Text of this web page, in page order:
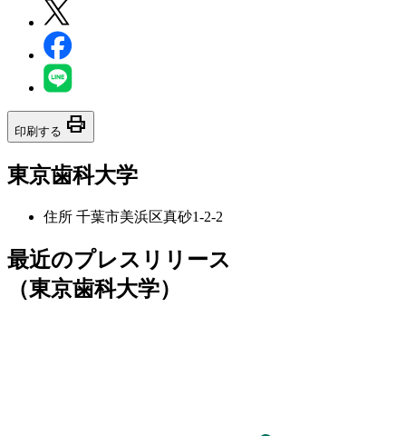
印刷する print
東京歯科大学
住所 千葉市美浜区真砂1-2-2
最近のプレスリリース
（東京歯科大学）